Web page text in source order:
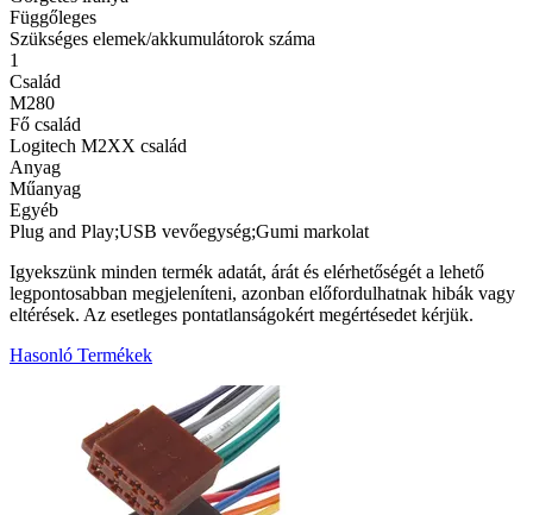
Függőleges
Szükséges elemek/akkumulátorok száma
1
Család
M280
Fő család
Logitech M2XX család
Anyag
Műanyag
Egyéb
Plug and Play;USB vevőegység;Gumi markolat
Igyekszünk minden termék adatát, árát és elérhetőségét a lehető
legpontosabban megjeleníteni, azonban előfordulhatnak hibák vagy
eltérések. Az esetleges pontatlanságokért megértésedet kérjük.
Hasonló Termékek